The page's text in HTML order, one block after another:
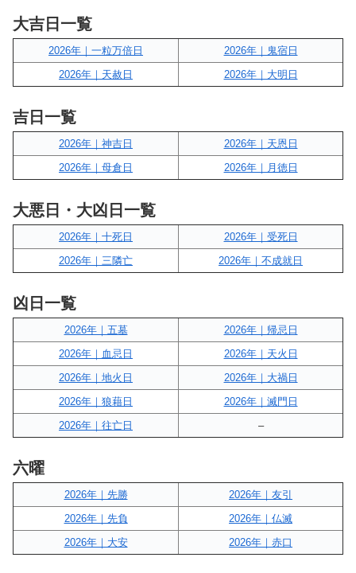
大吉日一覧
2026年｜一粒万倍日
2026年｜鬼宿日
2026年｜天赦日
2026年｜大明日
吉日一覧
2026年｜神吉日
2026年｜天恩日
2026年｜母倉日
2026年｜月徳日
大悪日・大凶日一覧
2026年｜十死日
2026年｜受死日
2026年｜三隣亡
2026年｜不成就日
凶日一覧
2026年｜五墓
2026年｜帰忌日
2026年｜血忌日
2026年｜天火日
2026年｜地火日
2026年｜大禍日
2026年｜狼藉日
2026年｜滅門日
2026年｜往亡日
–
六曜
2026年｜先勝
2026年｜友引
2026年｜先負
2026年｜仏滅
2026年｜大安
2026年｜赤口